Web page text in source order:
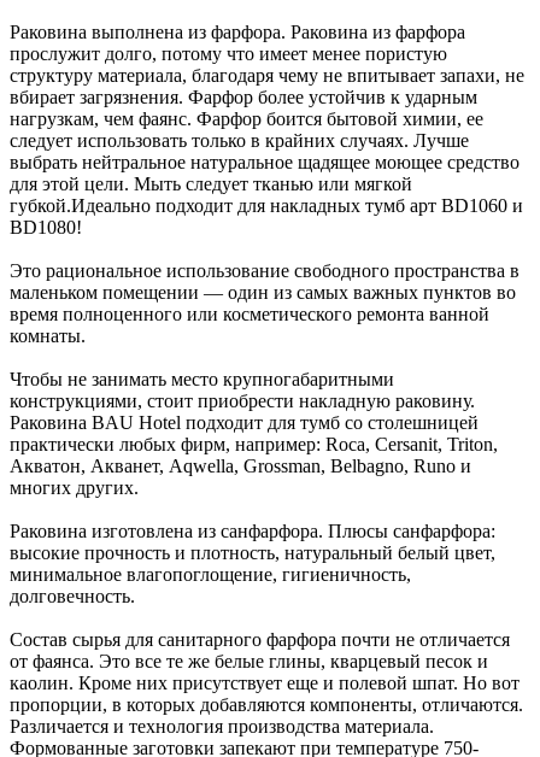
Раковина выполнена из фарфора. Раковина из фарфора
прослужит долго, потому что имеет менее пористую
структуру материала, благодаря чему не впитывает запахи, не
вбирает загрязнения. Фарфор более устойчив к ударным
нагрузкам, чем фаянс. Фарфор боится бытовой химии, ее
следует использовать только в крайних случаях. Лучше
выбрать нейтральное натуральное щадящее моющее средство
для этой цели. Мыть следует тканью или мягкой
губкой.Идеально подходит для накладных тумб арт BD1060 и
BD1080!
Это рациональное использование свободного пространства в
маленьком помещении — один из самых важных пунктов во
время полноценного или косметического ремонта ванной
комнаты.
Чтобы не занимать место крупногабаритными
конструкциями, стоит приобрести накладную раковину.
Раковина BAU Hotel подходит для тумб со столешницей
практически любых фирм, например: Roca, Cersanit, Triton,
Акватон, Акванет, Aqwella, Grossman, Belbagno, Runo и
многих других.
Раковина изготовлена из санфарфора. Плюсы санфарфора:
высокие прочность и плотность, натуральный белый цвет,
минимальное влагопоглощение, гигиеничность,
долговечность.
Состав сырья для санитарного фарфора почти не отличается
от фаянса. Это все те же белые глины, кварцевый песок и
каолин. Кроме них присутствует еще и полевой шпат. Но вот
пропорции, в которых добавляются компоненты, отличаются.
Различается и технология производства материала.
Формованные заготовки запекают при температуре 750-